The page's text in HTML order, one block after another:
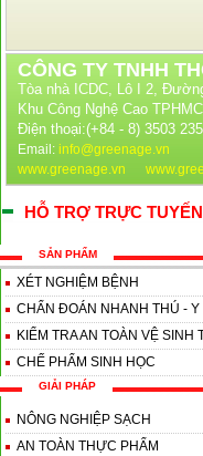
CÔNG TY TNHH
Tòa nhà ICDC, Lô I 2,
Khu Công Nghệ Cao
Điện thoại:(+84 - 8) 3503
Email: info@greenage.vn
www.greenage.vn
HỖ TRỢ TRỰC TUYẾN
SẢN PHẨM
XÉT NGHIỆM BỆNH
CHẨN ĐOÁN NHANH THÚ - Y
KIỂM TRA AN TOÀN VỆ SINH
CHẾ PHẨM SINH HỌC
GIẢI PHÁP
NÔNG NGHIỆP SẠCH
AN TOÀN THỰC PHẨM